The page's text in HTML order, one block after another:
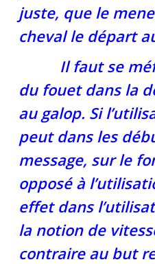
juste, que le
cheval le départ
Il faut se
du fouet dans la
au galop. Si
peut dans les
message, sur le
opposé à
effet dans
la notion de
contraire au but